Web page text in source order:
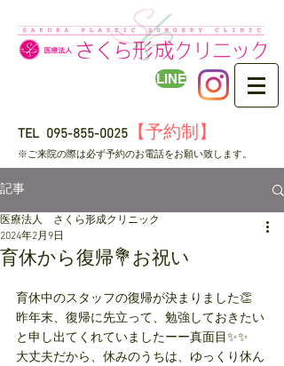
LINE
TEL 095-855-0025 【予約制】
​※ご来院の際は必ず予約のお電話をお願い致します。
記事
育休から復帰💐お祝い
医療法人 さくら形成クリニック
2024年2月9日
育休中のスタッフの復帰が決まりました👏
昨年末、復帰に先立って、勉強しておきたい
と申し出てくれていましたーー真面目✨✨
大丈夫だから、休みのうちは、ゆっくり休ん